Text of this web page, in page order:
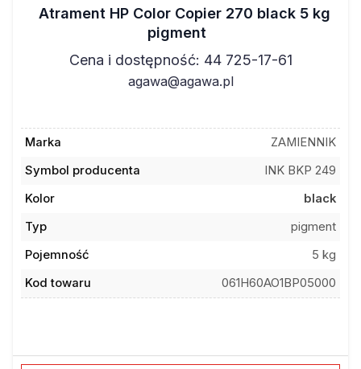
Atrament HP Color Copier 270 black 5 kg
pigment
Cena i dostępność: 44 725-17-61
agawa@agawa.pl
Marka
ZAMIENNIK
Symbol producenta
INK BKP 249
Kolor
black
Typ
pigment
Pojemność
5 kg
Kod towaru
061H60AO1BP05000